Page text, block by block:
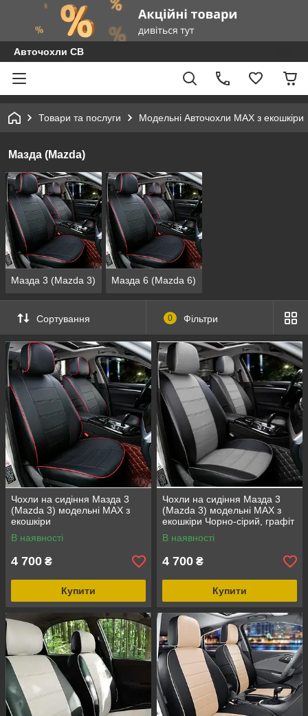
Авточохли СВ
Товари та послуги Модельні Авточохли MAX з екошкіри
Мазда (Mazda)
Мазда 3 (Mazda 3) Мазда 6 (Mazda 6)
Сортування 0 Фільтри
Чохли на сидіння Мазда 3
(Mazda 3) модельні MAX з
екошкіри
В наявності
4 700 ₴
Купити
Чохли на сидіння Мазда 3
(Mazda 3) модельні MAX з
екошкіри Чорно-сірий, графіт
В наявності
4 700 ₴
Купити